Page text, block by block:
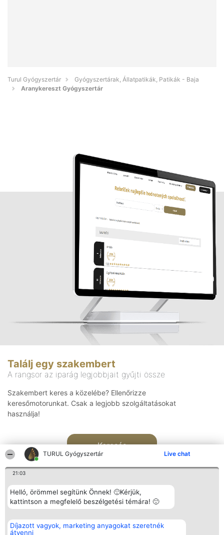
TURUL Gyógyszertár Live chat
21:03
Helló, örömmel segítünk Önnek! 🙂Kérjük,
kattintson a megfelelő beszélgetési témára! 🙂
Díjazott vagyok, marketing anyagokat szeretnék
átvenni
Turul Gyógyszertár
Gyógyszertárak, Állatpatikák, Patikák - Baja
Aranykereszt Gyógyszertár
Találj egy szakembert
A rangsor az iparág legjobbjait gyűjti össze
Szakembert keres a közelébe? Ellenőrizze
keresőmotorunkat. Csak a legjobb szolgáltatásokat
használja!
Keresés
Rangsorszervező
SC Beautiful Company S.R.L.
Bulevardul Aleea Timișul De
Népszavazás
Nyertesek
Elérhetőség
Elérhetőség